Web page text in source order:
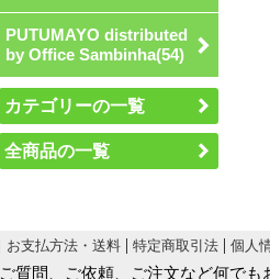
PUTUMAYO distributed
by Office Sambinha(54)
カテゴリーの一覧
全商品の一覧
お支払方法・送料 特定商取引法 個人
ご質問、ご依頼、ご注文など何でも